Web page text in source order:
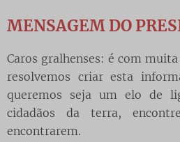
MENSAGEM DO
Caros gralhenses: é com
resolvemos criar esta
queremos seja um elo de
cidadãos da terra,
encontrarem.